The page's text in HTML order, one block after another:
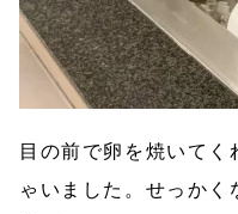
目の前で卵を焼いてく
ゃいました。せっか